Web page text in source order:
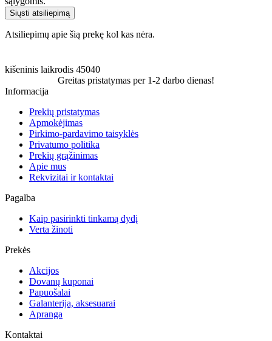
Siųsti atsiliepimą
Atsiliepimų apie šią prekę kol kas nėra.
kišeninis laikrodis 45040
Greitas pristatymas per 1-2 darbo dienas!
Informacija
Prekių pristatymas
Apmokėjimas
Pirkimo-pardavimo taisyklės
Privatumo politika
Prekių grąžinimas
Apie mus
Rekvizitai ir kontaktai
Pagalba
Kaip pasirinkti tinkamą dydį
Verta žinoti
Prekės
Akcijos
Dovanų kuponai
Papuošalai
Galanterija, aksesuarai
Apranga
Kontaktai